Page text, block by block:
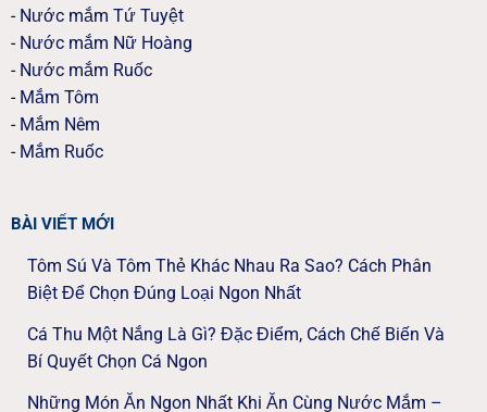
- Nước mắm Tứ Tuyệt
- Nước mắm Nữ Hoàng
- Nước mắm Ruốc
- Mắm Tôm
- Mắm Nêm
- Mắm Ruốc
BÀI VIẾT MỚI
Tôm Sú Và Tôm Thẻ Khác Nhau Ra Sao? Cách Phân
Biệt Để Chọn Đúng Loại Ngon Nhất
Cá Thu Một Nắng Là Gì? Đặc Điểm, Cách Chế Biến Và
Bí Quyết Chọn Cá Ngon
Những Món Ăn Ngon Nhất Khi Ăn Cùng Nước Mắm –